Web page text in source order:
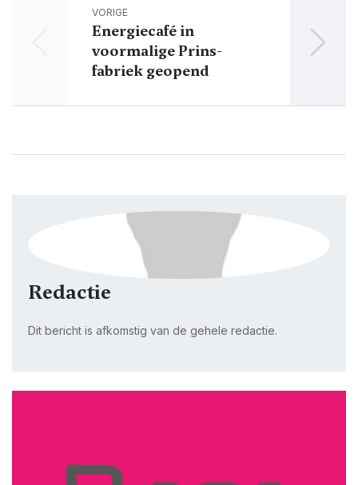
VORIGE
Energiecafé in
voormalige Prins-
fabriek geopend
Redactie
Dit bericht is afkomstig van de gehele redactie.